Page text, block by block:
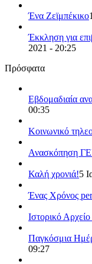
Ένα Ζεϊμπέκικο
Έκκληση για
2021 - 20:25
Πρόσφατα
Εβδομαδιαία
00:35
Κοινωνικό
Ανασκόπηση
Καλή χρονιά!5
Ένας Χρόνος
Ιστορικό
Παγκόσμια
09:27